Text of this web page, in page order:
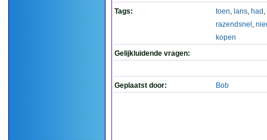
Tags:
toen, lans, had ,
razendsnel ,
kopen
Gelijkluidende vragen:
Geplaatst door: Bob